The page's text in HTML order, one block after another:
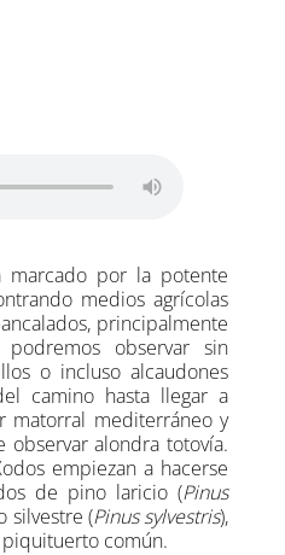
por la potente
medios agrícolas
principalmente
observar sin
o incluso alcaudones
camino hasta llegar a
matorral mediterráneo y
alondra totovía.
empiezan a hacerse
de pino laricio (Pinus
silvestre (Pinus sylvestris),
común.